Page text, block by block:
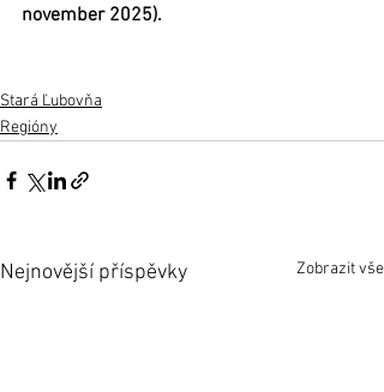
november 2025).
Stará Ľubovňa
Regióny
Nejnovější příspěvky Zobrazit vše